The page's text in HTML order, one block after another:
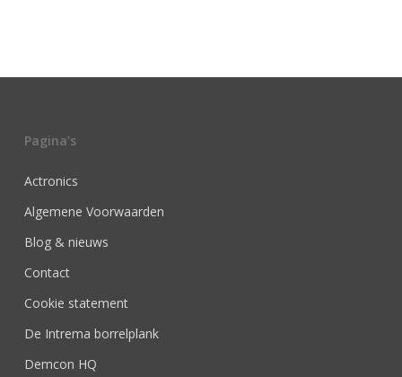
Pagina’s
Actronics
Algemene Voorwaarden
Blog & nieuws
Contact
Cookie statement
De Intrema borrelplank
Demcon HQ